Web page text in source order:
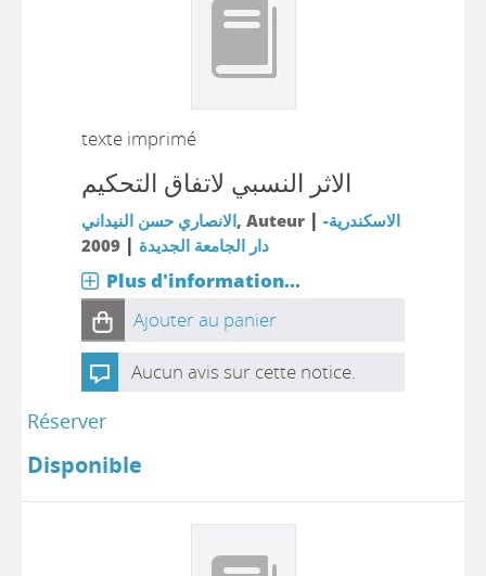
texte imprimé
الاثر النسبي لاتفاق التحكيم
الانصاري حسن النيداني, Auteur | الاسكندرية-
دار الجامعة الجديدة |
2009
Plus d'information...
Ajouter au panier
Aucun avis sur cette notice.
Réserver
Disponible